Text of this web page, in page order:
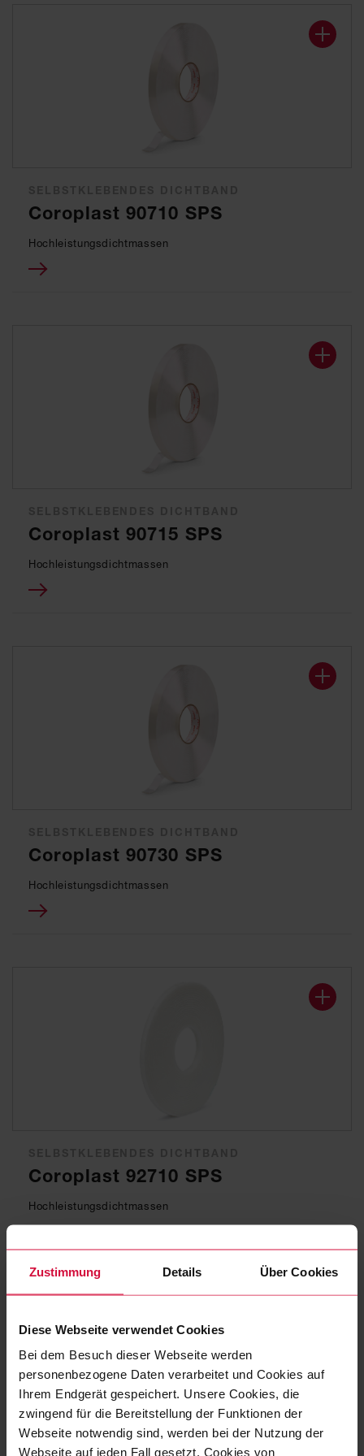
Zustimmung Details Über Cookies
Diese Webseite verwendet Cookies
Bei dem Besuch dieser Webseite werden
personenbezogene Daten verarbeitet und Cookies auf
Ihrem Endgerät gespeichert. Unsere Cookies, die
zwingend für die Bereitstellung der Funktionen der
Webseite notwendig sind, werden bei der Nutzung der
Webseite auf jeden Fall gesetzt. Cookies von
Coroplast 90710 SPS
Hochleistungsdichtmassen
Coroplast 90715 SPS
Hochleistungsdichtmassen
Coroplast 90730 SPS
Hochleistungsdichtmassen
Coroplast 92710 SPS
Hochleistungsdichtmassen